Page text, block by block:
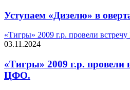
Уступаем «Дизелю» в
«Тигры» 2009 г.р. провели
03.11.2024
«Тигры» 2009 г.р. провели
ЦФО.